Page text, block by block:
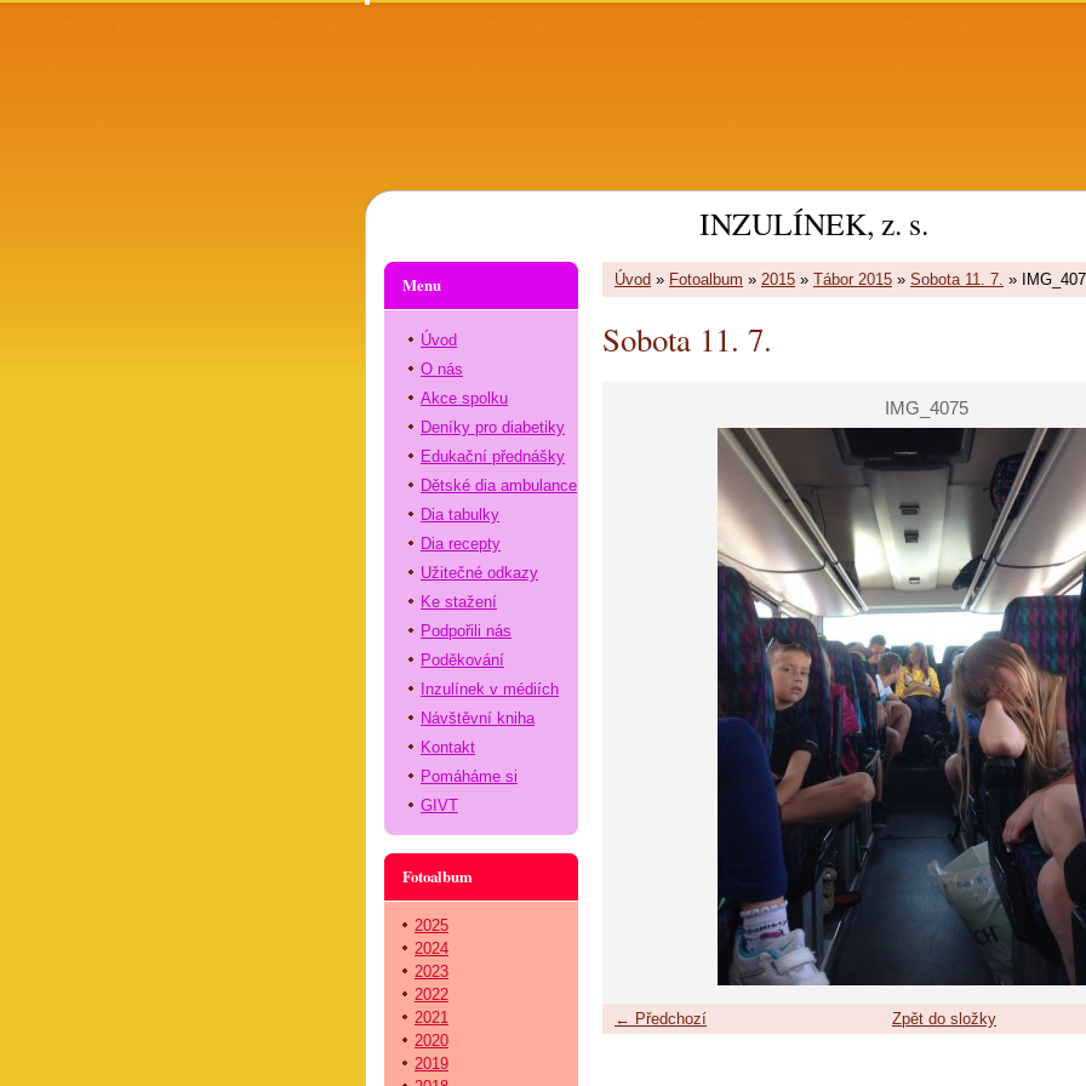
INZULÍNEK, z. s.
Úvod » Fotoalbum » 2015 » Tábor 2015 » Sobota 11. 7. »
Sobota 11. 7.
IMG_4075
← Předchozí Zpět do složky
Menu
Úvod
O nás
Akce spolku
Deníky pro diabetiky
Edukační přednášky
Dětské dia ambulance
Dia tabulky
Dia recepty
Užitečné odkazy
Ke stažení
Podpořili nás
Poděkování
Inzulínek v médiích
Návštěvní kniha
Kontakt
Pomáháme si
GIVT
Fotoalbum
2025
2024
2023
2022
2021
2020
2019